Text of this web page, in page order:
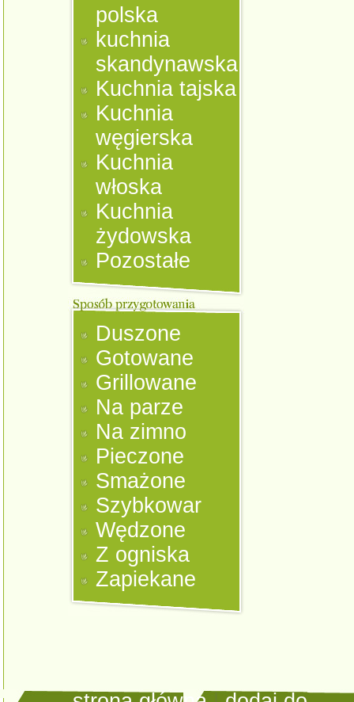
polska
kuchnia
skandynawska
Kuchnia tajska
Kuchnia
węgierska
Kuchnia
włoska
Kuchnia
żydowska
Pozostałe
Duszone
Gotowane
Grillowane
Na parze
Na zimno
Pieczone
Smażone
Szybkowar
Wędzone
Z ogniska
Zapiekane